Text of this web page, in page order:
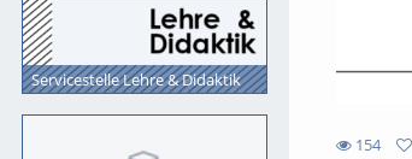
Servicestelle Lehre & Didaktik
154